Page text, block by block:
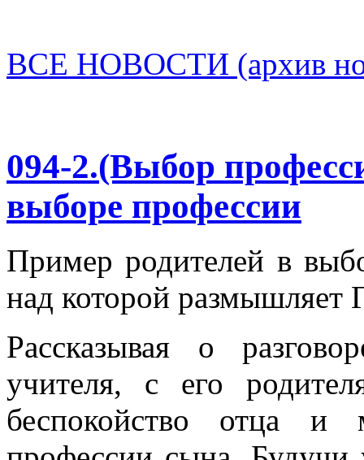
ВСЕ НОВОСТИ (архив
094-2.(Выбор
выборе профессии
Пример родителей в
над которой размышляет
Рассказывая о
учителя, с его
беспокойство отца